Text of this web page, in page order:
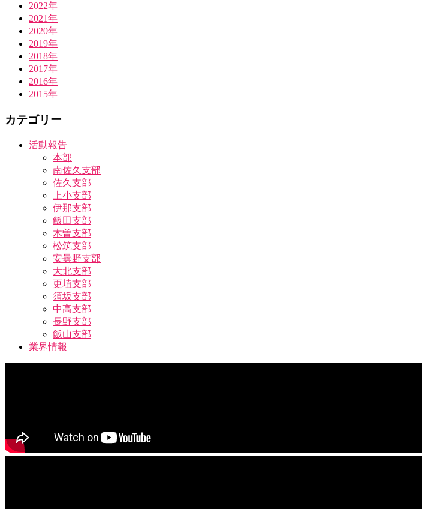
2022年
2021年
2020年
2019年
2018年
2017年
2016年
2015年
カテゴリー
活動報告
本部
南佐久支部
佐久支部
上小支部
伊那支部
飯田支部
木曽支部
松筑支部
安曇野支部
大北支部
更埴支部
須坂支部
中高支部
長野支部
飯山支部
業界情報